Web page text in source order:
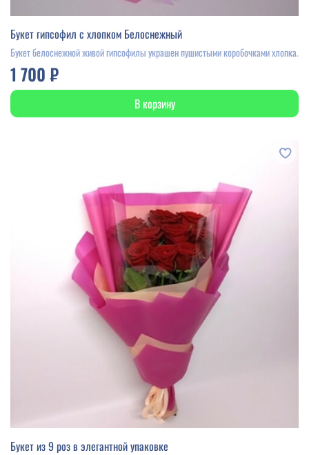
Букет гипсофил с хлопком Белоснежный
Букет белоснежной живой гипсофилы украшен пушистыми коробочками хлопка.
1 700 ₽
В корзину
Букет из 9 роз в элегантной упаковке